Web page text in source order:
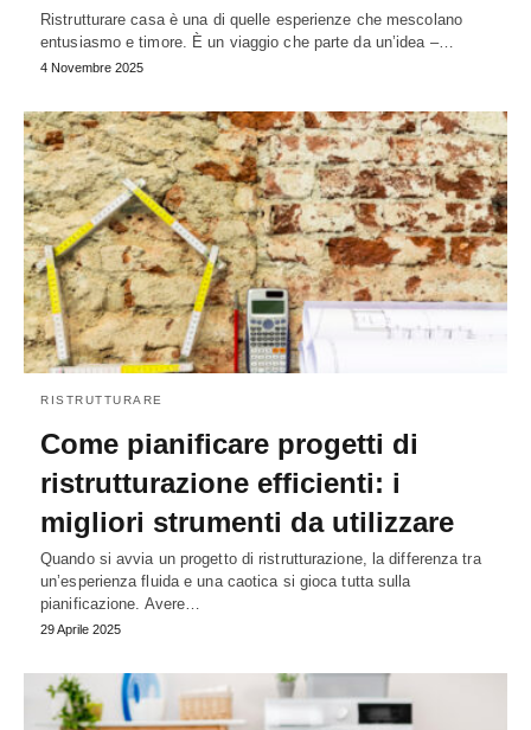
Ristrutturare casa è una di quelle esperienze che mescolano
entusiasmo e timore. È un viaggio che parte da un’idea –…
4 Novembre 2025
RISTRUTTURARE
Come pianificare progetti di
ristrutturazione efficienti: i
migliori strumenti da utilizzare
Quando si avvia un progetto di ristrutturazione, la differenza tra
un’esperienza fluida e una caotica si gioca tutta sulla
pianificazione. Avere…
29 Aprile 2025